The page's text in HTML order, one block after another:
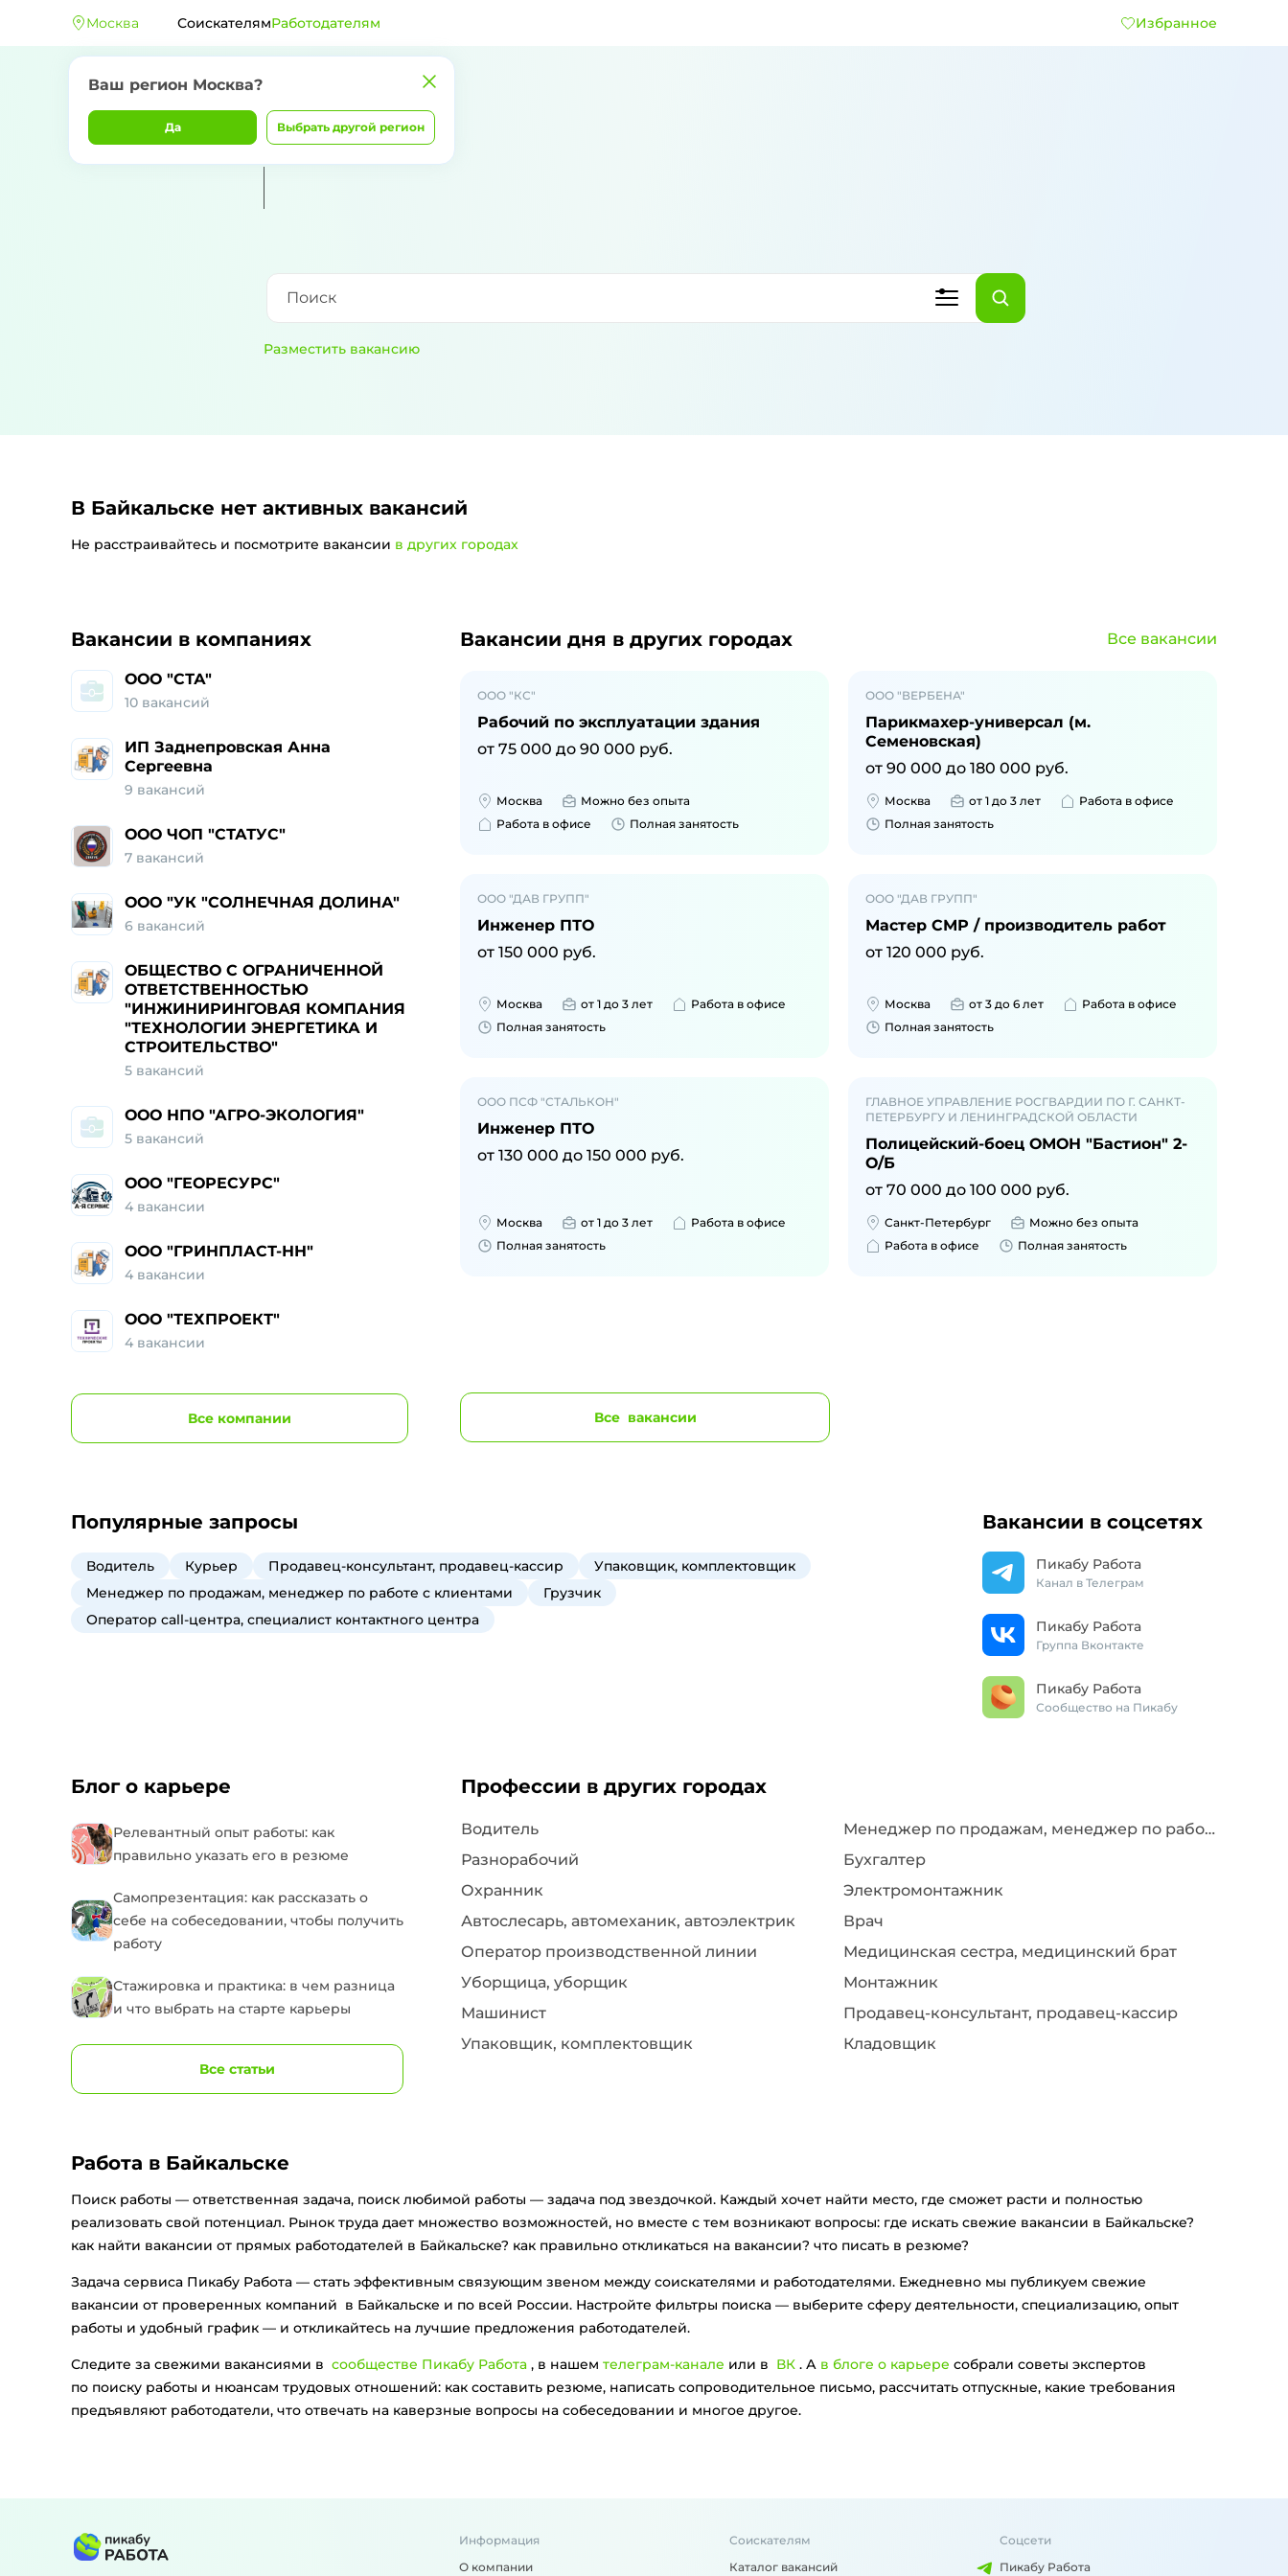
Москва
Ваш регион Москва?
Да Выбрать другой регион
СоискателямРаботодателям Избранное
Разместить вакансию
В Байкальске нет активных вакансий
Не расстраивайтесь и посмотрите вакансии в других городах
Работа и вакансии в Байкальске
Вакансии в компаниях
ООО "СТА"
10 вакансий
ИП Заднепровская Анна
Сергеевна
9 вакансий
ООО ЧОП "СТАТУС"
7 вакансий
ООО "УК "СОЛНЕЧНАЯ ДОЛИНА"
6 вакансий
ОБЩЕСТВО С ОГРАНИЧЕННОЙ
ОТВЕТСТВЕННОСТЬЮ
"ИНЖИНИРИНГОВАЯ КОМПАНИЯ
"ТЕХНОЛОГИИ ЭНЕРГЕТИКА И
СТРОИТЕЛЬСТВО"
5 вакансий
ООО НПО "АГРО-ЭКОЛОГИЯ"
5 вакансий
ООО "ГЕОРЕСУРС"
4 вакансии
ООО "ГРИНПЛАСТ-НН"
4 вакансии
ООО "ТЕХПРОЕКТ"
4 вакансии
Все компании
Вакансии дня в других городах Все вакансии
ООО "КС"
Рабочий по эксплуатации здания
от 75 000 до 90 000 руб.
Москва
Можно без опыта
Работа в офисе
Полная занятость
ООО "ВЕРБЕНА"
Парикмахер-универсал (м.
Семеновская)
от 90 000 до 180 000 руб.
Москва от 1 до 3 лет
Работа в офисе
Полная занятость
ООО "ДАВ ГРУПП"
Инженер ПТО
от 150 000 руб.
Москва от 1 до 3 лет
Работа в офисе
Полная занятость
ООО "ДАВ ГРУПП"
Мастер СМР / производитель работ
от 120 000 руб.
Москва от 3 до 6 лет
Работа в офисе
Полная занятость
ООО ПСФ "СТАЛЬКОН"
Инженер ПТО
от 130 000 до 150 000 руб.
Москва от 1 до 3 лет
Работа в офисе
Полная занятость
ГЛАВНОЕ УПРАВЛЕНИЕ РОСГВАРДИИ ПО Г. САНКТ-
ПЕТЕРБУРГУ И ЛЕНИНГРАДСКОЙ ОБЛАСТИ
Полицейский-боец ОМОН "Бастион" 2-
О/Б
от 70 000 до 100 000 руб.
Санкт-Петербург
Можно без опыта
Работа в офисе
Полная занятость
Все вакансии
Популярные запросы
Водитель Курьер Продавец-консультант, продавец-кассир
Упаковщик, комплектовщик
Менеджер по продажам, менеджер по работе с клиентами
Грузчик
Оператор call-центра, специалист контактного центра
Вакансии в соцсетях
Пикабу Работа
Канал в Телеграм
Пикабу Работа
Группа Вконтакте
Пикабу Работа
Сообщество на Пикабу
Блог о карьере
Релевантный опыт работы: как
правильно указать его в резюме
Самопрезентация: как рассказать о
себе на собеседовании, чтобы получить
работу
Стажировка и практика: в чем разница
и что выбрать на старте карьеры
Все статьи
Профессии в других городах
Водитель
Менеджер по продажам, менеджер по работе с клиентами
Разнорабочий
Бухгалтер
Охранник
Электромонтажник
Автослесарь, автомеханик, автоэлектрик
Врач
Оператор производственной линии
Медицинская сестра, медицинский брат
Уборщица, уборщик
Монтажник
Машинист
Продавец-консультант, продавец-кассир
Упаковщик, комплектовщик
Кладовщик
Работа в Байкальске
Поиск работы — ответственная задача, поиск любимой работы — задача под звездочкой. Каждый хочет найти место, где сможет расти и полностью
реализовать свой потенциал. Рынок труда дает множество возможностей, но вместе с тем возникают вопросы: где искать свежие вакансии в Байкальске?
как найти вакансии от прямых работодателей в Байкальске? как правильно откликаться на вакансии? что писать в резюме?
Задача сервиса Пикабу Работа — стать эффективным связующим звеном между соискателями и работодателями. Ежедневно мы публикуем свежие
вакансии от проверенных компаний в Байкальске и по всей России. Настройте фильтры поиска — выберите сферу деятельности, специализацию, опыт
работы и удобный график — и откликайтесь на лучшие предложения работодателей.
Следите за свежими вакансиями в сообществе Пикабу Работа , в нашем телеграм-канале или в ВК . А в блоге о карьере собрали советы экспертов
по поиску работы и нюансам трудовых отношений: как составить резюме, написать сопроводительное письмо, рассчитать отпускные, какие требования
предъявляют работодатели, что отвечать на каверзные вопросы на собеседовании и многое другое.
Информация
О компании
Соискателям
Каталог вакансий
Соцсети
Пикабу Работа